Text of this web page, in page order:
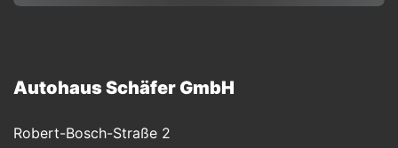
Autohaus Schäfer GmbH
Robert-Bosch-Straße 2